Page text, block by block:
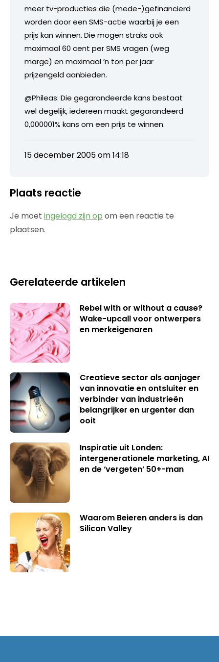
meer tv-producties die (mede-)gefinancierd
worden door een SMS-actie waarbij je een
prijs kan winnen. Die mogen straks ook
maximaal 60 cent per SMS vragen (weg
marge) en maximaal ’n ton per jaar
prijzengeld aanbieden.
@Phileas: Die gegarandeerde kans bestaat
wel degelijk, iedereen maakt gegarandeerd
0,000001% kans om een prijs te winnen.
15 december 2005 om 14:18
Plaats reactie
Je moet ingelogd zijn op om een reactie te
plaatsen.
Gerelateerde artikelen
Rebel with or without a cause?
Wake-upcall voor ontwerpers
en merkeigenaren
Creatieve sector als aanjager
van innovatie en ontsluiter en
verbinder van industrieën
belangrijker en urgenter dan
ooit
Inspiratie uit Londen:
intergenerationele marketing, AI
en de ‘vergeten’ 50+-man
Waarom Beieren anders is dan
Silicon Valley